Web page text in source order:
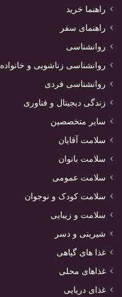
راهنما خرید
راهنمای سفر
روانشناسی
روانشناسی زناشویی و خانواده
روانشناسی فردی
زندگی دیجیتال و فناوری
سایر متخصصین
سلامت آقایان
سلامت بانوان
سلامت عمومی
سلامت کودک و نوجوان
سلامت و زیبایی
شیرینی و دسر
غذا های گیاهی
غذاهای محلی
غذای دریایی